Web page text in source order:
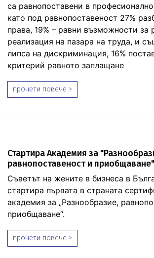
са равнопоставени в
като под равнопоставеност 27%
права, 19% – равни възможности за
реализация на пазара на труда, и
липса на дискриминация, 16%
критерий равното заплащане
прочети повече >
Стартира Академия за
равнопоставеност и приобщаване"
Съветът на жените в бизнеса в
стартира първата в страната
академия за „Разнообразие,
приобщаване“.
прочети повече >